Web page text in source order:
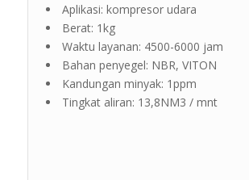
Aplikasi: kompresor udara
Berat: 1kg
Waktu layanan: 4500-6000 jam
Bahan penyegel: NBR, VITON
Kandungan minyak: 1ppm
Tingkat aliran: 13,8NM3 / mnt